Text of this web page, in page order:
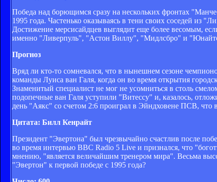
Победа над борющимся сразу на нескольких фронтах
1995 года. Частенько оказываясь в тени своих соседей из
Достижение мерсисайдцев выглядит еще более весомым,
именно "Ливерпуль", "Астон Виллу", "Мидлсбро" и
Прогноз
Вряд ли кто-то сомневался, что в нынешнем сезоне
команды Луиса ван Галя, когда он во время открытия
Знаменитый специалист не мог не усомниться в столь
подопечные ван Галя уступили "Витессу" и, казалось,
день "Аякс" со счетом 2:6 проиграл в Эйндховене ПСВ, что
Цитата: Билл Кенрайт
Президент "Эвертона" был чрезвычайно счастлив после
во время интервью ВВС Radio 5 Live и признался, что
мнению, "является величайшим тренером мира". Весьма
"Эвертон" к первой победе с 1995 года?